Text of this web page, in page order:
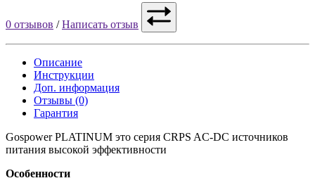
0 отзывов /Написать отзыв
Описание
Инструкции
Доп. информация
Отзывы (0)
Гарантия
Gospower PLATINUM это серия CRPS AC-DC источников
питания высокой эффективности
Особенности